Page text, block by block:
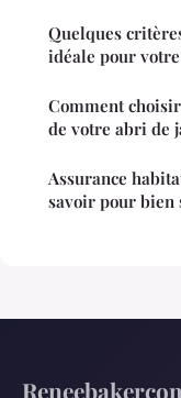
Quelques
idéale pour
Comment
de votre abri de
Assurance
savoir pour bien